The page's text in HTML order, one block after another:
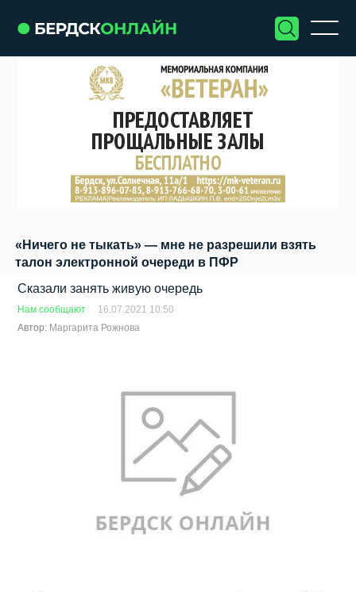
«Ничего не тыкать» — мне не разрешили взять
талон электронной очереди в ПФР
Сказали занять живую очередь
Нам сообщают
16.07.2021 10:50
Автор: Маргарита Рожнова